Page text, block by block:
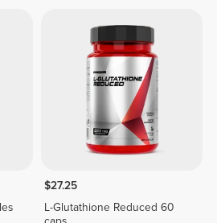
$27.25
L-Glutathione Reduced 60